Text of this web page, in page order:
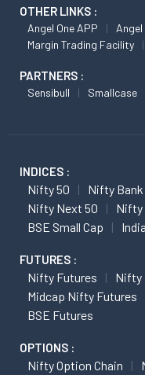
OTHER LINKS :
Angel One APP Angel
Margin Trading Facility
PARTNERS :
Sensibull Smallcase
INDICES :
Nifty 50 Nifty Bank
Nifty Next 50
Nifty
BSE Small Cap
FUTURES :
Nifty Futures
Nifty
Midcap Nifty Futures
BSE Futures
OPTIONS :
Nifty Option Chain